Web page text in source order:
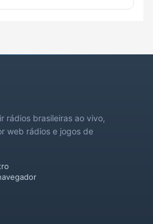
rádios brasileiras ao vivo,
web rádios e jogos de